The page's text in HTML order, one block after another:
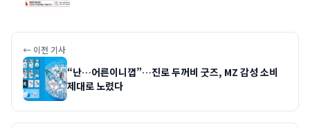
← 이전 기사
“난…어른이니껍”…진로 두꺼비 굿즈, MZ 감성 소비
제대로 노렸다